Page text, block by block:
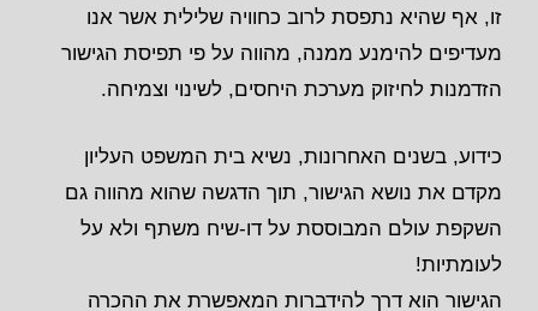
זו, אף שהיא נתפסת לרוב כחוויה שלילית אשר אנו
מעדיפים להימנע ממנה, מהווה על פי תפיסת הגישור
הזדמנות לחיזוק מערכת היחסים, לשינוי וצמיחה.
כידוע, בשנים האחרונות, נשיא בית המשפט העליון
מקדם את נושא הגישור, תוך הדגשה שהוא מהווה גם
השקפת עולם המבוססת על דו-שיח משתף ולא על
לעומתיות!
הגישור הוא דרך להידברות המאפשרת את ההכרה